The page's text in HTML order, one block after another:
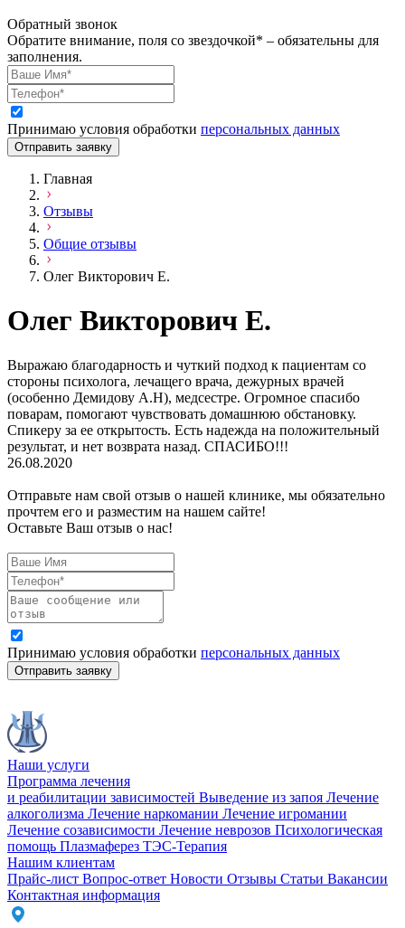
Обратный звонок
Обратите внимание, поля со звездочкой* – обязательны для
заполнения.
Принимаю условия обработки персональных данных
Отправить заявку
Главная
Отзывы
Общие отзывы
Олег Викторович Е.
Олег Викторович Е.
Выражаю благодарность и чуткий подход к пациентам со
стороны психолога, лечащего врача, дежурных врачей
(особенно Демидову А.Н), медсестре. Огромное спасибо
поварам, помогают чувствовать домашнюю обстановку.
Спикеру за ее открытость. Есть надежда на положительный
результат, и нет возврата назад. СПАСИБО!!!
26.08.2020
Отправьте нам свой отзыв о нашей клинике, мы обязательно
прочтем его и разместим на нашем сайте!
Оставьте Ваш отзыв о нас!
Принимаю условия обработки персональных данных
Отправить заявку
Наши услуги
Программа лечения
и реабилитации зависимостей Выведение из запоя Лечение
алкоголизма Лечение наркомании Лечение игромании
Лечение созависимости Лечение неврозов Психологическая
помощь Плазмаферез ТЭС-Терапия
Нашим клиентам
Прайс-лист Вопрос-ответ Новости Отзывы Статьи Вакансии
Контактная информация